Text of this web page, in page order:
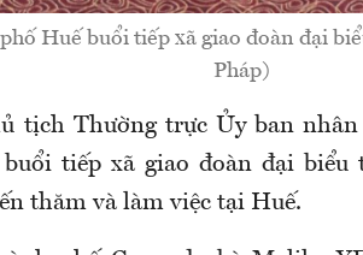
Huế buổi tiếp xã giao đoàn đại
Pháp)
tịch Thường trực Ủy ban
tiếp xã giao đoàn đại biểu
thăm và làm việc tại Huế.